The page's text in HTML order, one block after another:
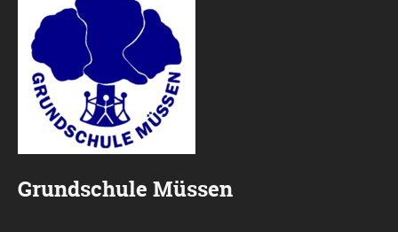
Grundschule Müssen